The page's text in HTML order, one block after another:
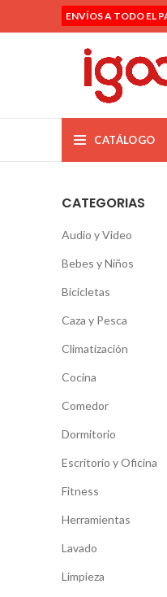
ENVÍOS A TODO EL
CATÁLOGO
CATEGORIAS
Audio y Video
Bebes y Niños
Bicicletas
Caza y Pesca
Climatización
Cocina
Comedor
Dormitorio
Escritorio y Oficina
Fitness
Herramientas
Lavado
Limpieza